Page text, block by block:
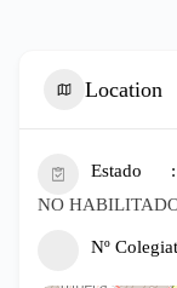
Location
Estado
NO
Nº